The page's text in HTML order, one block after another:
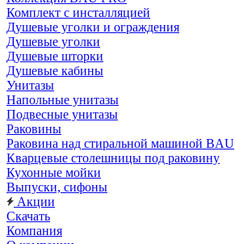
Комплект с инсталляцией
Душевые уголки и ограждения
Душевые уголки
Душевые шторки
Душевые кабины
Унитазы
Напольные унитазы
Подвесные унитазы
Раковины
Раковина над стиральной машиной BAU
Кварцевые столешницы под раковину
Кухонные мойки
Выпуски, сифоны
Акции
Скачать
Компания